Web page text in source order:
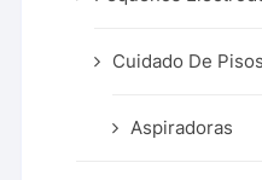
Cuidado De Pisos
Aspiradoras